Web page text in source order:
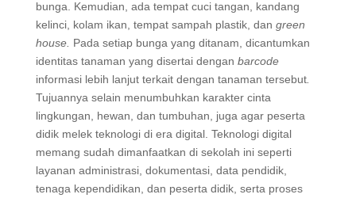
bunga. Kemudian, ada tempat cuci tangan, kandang
kelinci, kolam ikan, tempat sampah plastik, dan green
house. Pada setiap bunga yang ditanam, dicantumkan
identitas tanaman yang disertai dengan barcode
informasi lebih lanjut terkait dengan tanaman tersebut.
Tujuannya selain menumbuhkan karakter cinta
lingkungan, hewan, dan tumbuhan, juga agar peserta
didik melek teknologi di era digital. Teknologi digital
memang sudah dimanfaatkan di sekolah ini seperti
layanan administrasi, dokumentasi, data pendidik,
tenaga kependidikan, dan peserta didik, serta proses